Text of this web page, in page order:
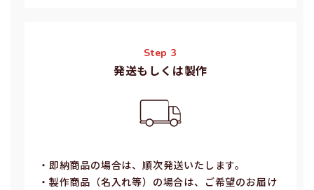
Step 3
発送もしくは製作
・即納商品の場合は、順次発送いたします。
・製作商品（名⼊れ等）の場合は、ご希望のお届け